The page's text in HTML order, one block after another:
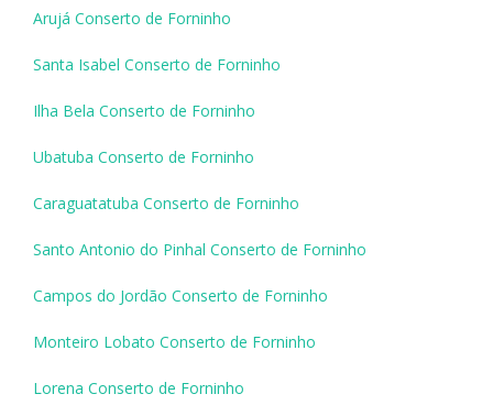
Arujá Conserto de Forninho
Santa Isabel Conserto de Forninho
Ilha Bela Conserto de Forninho
Ubatuba Conserto de Forninho
Caraguatatuba Conserto de Forninho
Santo Antonio do Pinhal Conserto de Forninho
Campos do Jordão Conserto de Forninho
Monteiro Lobato Conserto de Forninho
Lorena Conserto de Forninho